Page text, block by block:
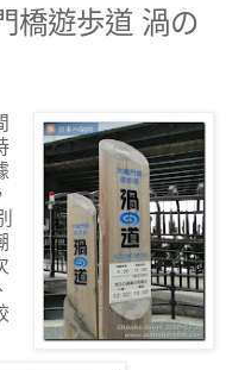
橋遊歩道 渦の